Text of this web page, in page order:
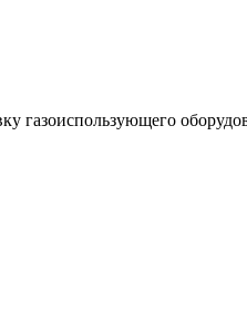
газоиспользующего